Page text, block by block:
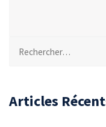
Rechercher :
Articles